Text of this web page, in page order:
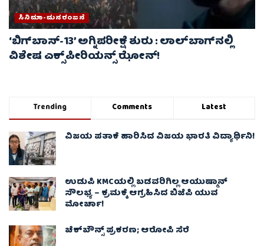
ಸಿನಿಮಾ-ಮನರಂಜನೆ
‘ಬಿಗ್‌ಬಾಸ್-13’ ಅಗ್ನಿಪರೀಕ್ಷೆ ಶುರು : ಲಾಲ್‌ಬಾಗ್‌ನಲ್ಲಿ
ವಿಶೇಷ ಎಕ್ಸ್‌ಪೀರಿಯನ್ಸ್ ಝೋನ್!
Trending Comments Latest
ವಿಜಯ ಪತಾಕೆ ಹಾರಿಸಿದ ವಿಜಯ ಭಾರತಿ ವಿದ್ಯಾರ್ಥಿನಿ!
ಉಡುಪಿ KMCಯಲ್ಲಿ ಬಡವರಿಗಿಲ್ಲ ಆಯುಷ್ಮಾನ್
ಸೌಲಭ್ಯ – ಕ್ರಮಕ್ಕೆ ಆಗ್ರಹಿಸಿದ ಬಿಜೆಪಿ ಯುವ
ಮೋರ್ಚಾ!
ಚೆಕ್​ಬೌನ್ಸ್​ ಪ್ರಕರಣ; ಆರೋಪಿ ಸೆರೆ